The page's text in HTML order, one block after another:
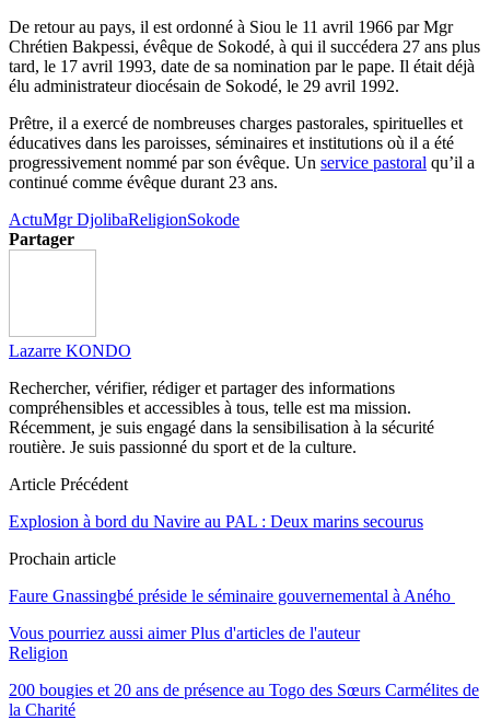
De retour au pays, il est ordonné à Siou le 11 avril 1966 par Mgr
Chrétien Bakpessi, évêque de Sokodé, à qui il succédera 27 ans plus
tard, le 17 avril 1993, date de sa nomination par le pape. Il était déjà
élu administrateur diocésain de Sokodé, le 29 avril 1992.
Prêtre, il a exercé de nombreuses charges pastorales, spirituelles et
éducatives dans les paroisses, séminaires et institutions où il a été
progressivement nommé par son évêque. Un service pastoral qu’il a
continué comme évêque durant 23 ans.
ActuMgr DjolibaReligionSokode
Partager
Lazarre KONDO
Rechercher, vérifier, rédiger et partager des informations
compréhensibles et accessibles à tous, telle est ma mission.
Récemment, je suis engagé dans la sensibilisation à la sécurité
routière. Je suis passionné du sport et de la culture.
Article Précédent
Explosion à bord du Navire au PAL : Deux marins secourus
Prochain article
Faure Gnassingbé préside le séminaire gouvernemental à Aného
Vous pourriez aussi aimer Plus d'articles de l'auteur
Religion
200 bougies et 20 ans de présence au Togo des Sœurs Carmélites de
la Charité